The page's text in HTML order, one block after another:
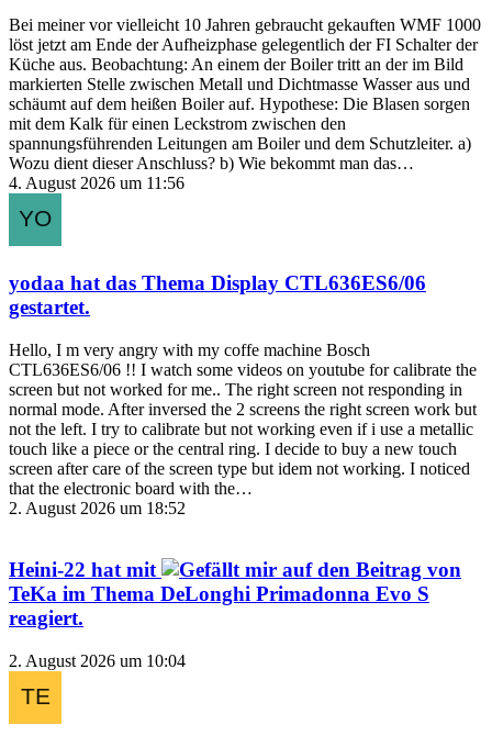
Bei meiner vor vielleicht 10 Jahren gebraucht gekauften WMF 1000
löst jetzt am Ende der Aufheizphase gelegentlich der FI Schalter der
Küche aus. Beobachtung: An einem der Boiler tritt an der im Bild
markierten Stelle zwischen Metall und Dichtmasse Wasser aus und
schäumt auf dem heißen Boiler auf. Hypothese: Die Blasen sorgen
mit dem Kalk für einen Leckstrom zwischen den
spannungsführenden Leitungen am Boiler und dem Schutzleiter. a)
Wozu dient dieser Anschluss? b) Wie bekommt man das…
4. August 2026 um 11:56
yodaa hat das Thema Display CTL636ES6/06
gestartet.
Hello, I m very angry with my coffe machine Bosch
CTL636ES6/06 !! I watch some videos on youtube for calibrate the
screen but not worked for me.. The right screen not responding in
normal mode. After inversed the 2 screens the right screen work but
not the left. I try to calibrate but not working even if i use a metallic
touch like a piece or the central ring. I decide to buy a new touch
screen after care of the screen type but idem not working. I noticed
that the electronic board with the…
2. August 2026 um 18:52
Heini-22 hat mit
auf den Beitrag von
TeKa im Thema DeLonghi Primadonna Evo S
reagiert.
2. August 2026 um 10:04